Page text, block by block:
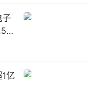
子
年
亿